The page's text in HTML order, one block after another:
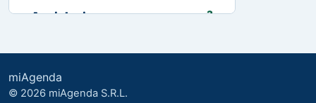
Angiologia 3
Biologo nutrizionista 13
Cardiologia
miAgenda
© 2026 miAgenda S.R.L.